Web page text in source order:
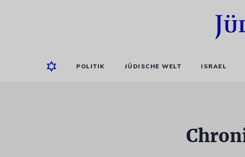
POLITIK JÜDISCHE WELT ISRAEL